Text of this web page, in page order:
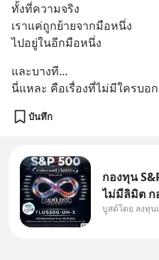
ทั้งที่ความจริง
เราแค่ถูกย้ายจากมือหนึ่ง
ไปอยู่ในอีกมือหนึ่ง
และบางที…
นี่แหละ คือเรื่องที่ไม่มีใครบอก
บันทึก
กองทุน
ไม่มีลิมิต ก
กองทุนที่อ
บูสต์โดย ลงทุ